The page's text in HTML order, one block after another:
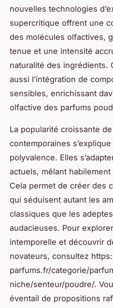
nouvelles technologies
supercritique offrent une
des molécules olfactives,
tenue et une intensité
naturalité des ingrédients.
aussi l’intégration de
sensibles, enrichissant
olfactive des parfums
La popularité croissante
contemporaines
polyvalence. Elles
actuels, mêlant
Cela permet de créer des
qui séduisent autant les
classiques que les
audacieuses. Pour
intemporelle et découvrir
novateurs, consultez
parfums.fr/categorie/
niche/senteur/poudre/.
éventail de propositions